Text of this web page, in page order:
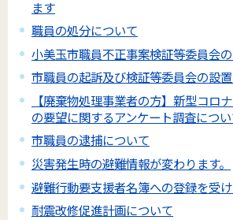
ます
職員の処分について
小美玉市職員不正事案検証等委員会
市職員の起訴及び検証等委員会の設
【廃棄物処理事業者の方】新型コロ
の要望に関するアンケート調査につ
市職員の逮捕について
災害発生時の避難情報が変わります。
避難行動要支援者名簿への登録を受
耐震改修促進計画について